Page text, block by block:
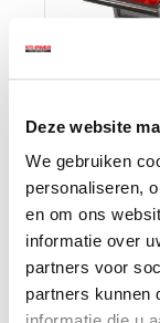
Deze website
We gebruiken
personaliseren,
en om ons
informatie over
partners voor
partners kunnen
bakken
€ 32,95
Op
Gewicht:
Incl. BTW / Excl.
Verzendkosten